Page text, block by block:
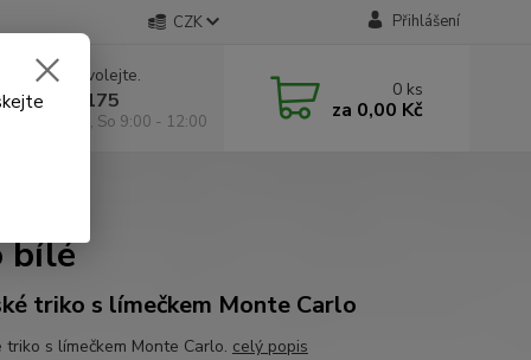
CZK Přihlášení
rady? Zavolejte.
295 175
9:00 -18:00, So 9:00 - 12:00
0 ks
za 0,00 Kč
bílé
triko s límečkem Monte Carlo
triko s límečkem Monte Carlo. celý popis